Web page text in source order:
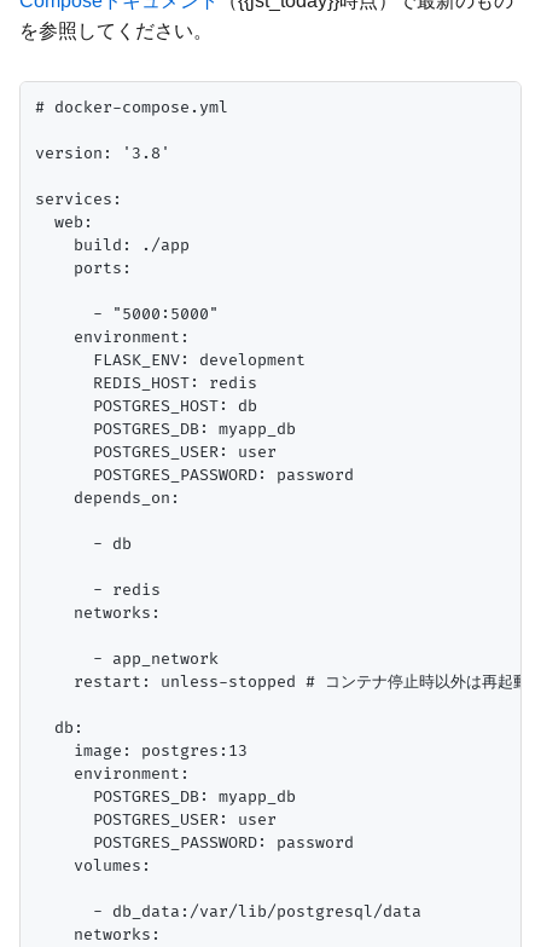
を参照してください。
# docker-compose.yml
version: '3.8'
services:
  web:
    build: ./app
    ports:
      - "5000:5000"
    environment:
      FLASK_ENV: development
      REDIS_HOST: redis
      POSTGRES_HOST: db
      POSTGRES_DB: myapp_db
      POSTGRES_USER: user
      POSTGRES_PASSWORD: password
    depends_on:
      - db
      - redis
    networks:
      - app_network
    restart: unless-stopped # コンテナ停止時以外は再起動
  db:
    image: postgres:13
    environment:
      POSTGRES_DB: myapp_db
      POSTGRES_USER: user
      POSTGRES_PASSWORD: password
    volumes:
      - db_data:/var/lib/postgresql/data
    networks: